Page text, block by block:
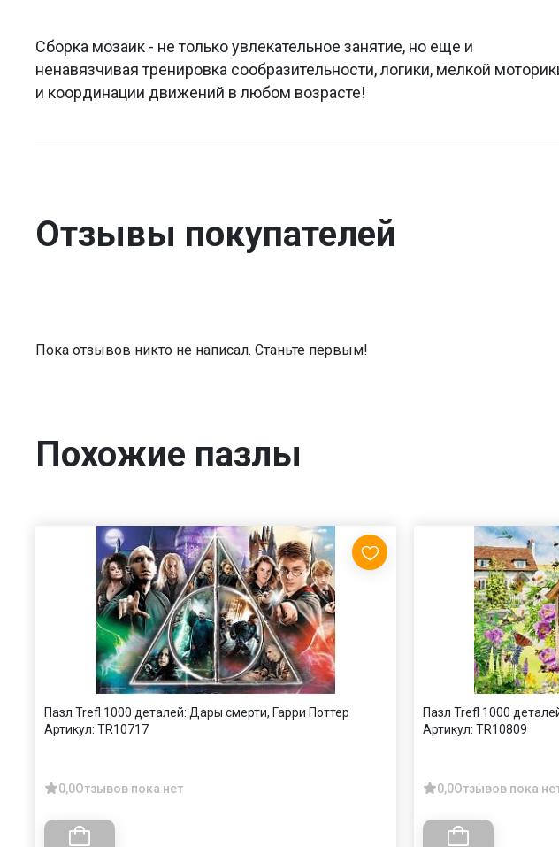
Сборка мозаик - не только увлекательное занятие, но еще и
ненавязчивая тренировка сообразительности, логики, мелкой
и координации движений в любом возрасте!
Отзывы покупателей
Пока отзывов никто не написал. Станьте первым!
Похожие пазлы
Пазл Trefl 1000 деталей: Дары смерти, Гарри Поттер
Артикул: TR10717
0,0Отзывов пока нет
Пазл Trefl 1000
Артикул: TR10809
0,0Отзывов пока